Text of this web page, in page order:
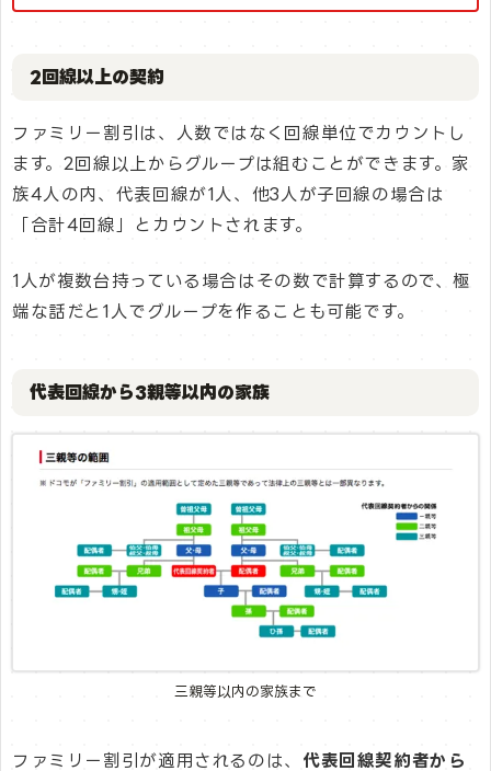
2回線以上の契約
ファミリー割引は、人数ではなく回線単位でカウントし
ます。2回線以上からグループは組むことができます。家
族4人の内、代表回線が1人、他3人が子回線の場合は
「合計4回線」とカウントされます。
1人が複数台持っている場合はその数で計算するので、極
端な話だと1人でグループを作ることも可能です。
代表回線から3親等以内の家族
三親等以内の家族まで
ファミリー割引が適用されるのは、 代表回線契約者から